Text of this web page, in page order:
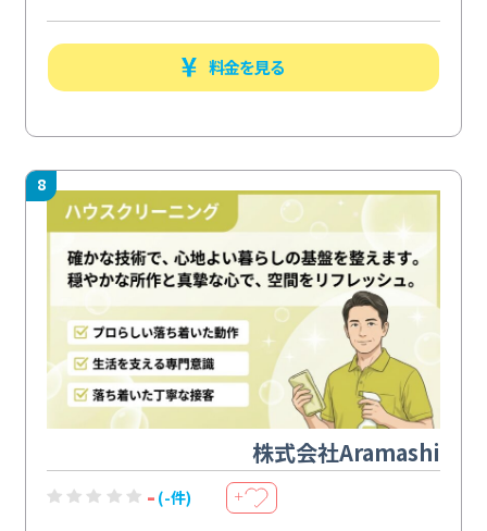
料金を見る
8
株式会社Aramashi
- (-件) ＋